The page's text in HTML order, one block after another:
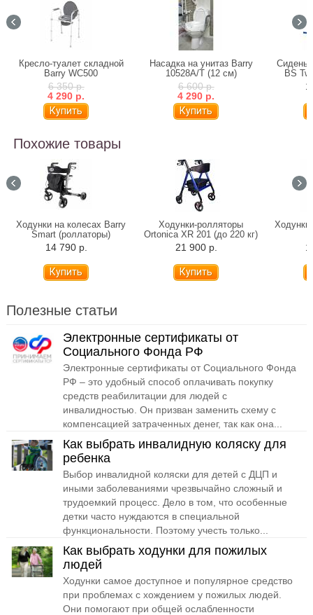
Кресло-туалет складной
Barry WC500
6 350 р.
4 290 р.
Насадка на унитаз Barry
10528А/T (12 см)
6 600 р.
4 290 р.
BS
Похожие товары
Ходунки на колесах Barry
Smart (роллаторы)
14 790 р.
Ходунки-ролляторы
Ortonica XR 201 (до 220 кг)
21 900 р.
Полезные статьи
Электронные сертификаты от
Социального Фонда РФ
Электронные сертификаты от Социального Фонда
РФ – это удобный способ оплачивать покупку
средств реабилитации для людей с
инвалидностью. Он призван заменить схему с
компенсацией затраченных денег, так как она...
Как выбрать инвалидную коляску для
ребенка
Выбор инвалидной коляски для детей с ДЦП и
иными заболеваниями чрезвычайно сложный и
трудоемкий процесс. Дело в том, что особенные
детки часто нуждаются в специальной
функциональности. Поэтому учесть только...
Как выбрать ходунки для пожилых
людей
Ходунки самое доступное и популярное средство
при проблемах с хождением у пожилых людей.
Они помогают при общей ослабленности